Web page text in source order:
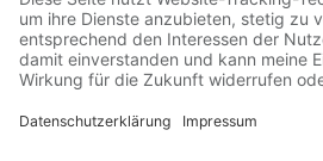
Follow us on...